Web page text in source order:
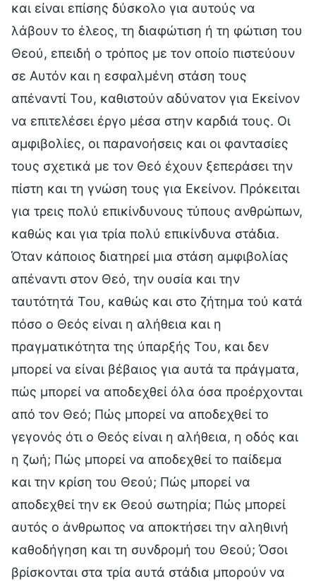
και είναι επίσης δύσκολο για αυτούς να
λάβουν το έλεος, τη διαφώτιση ή τη φώτιση του
Θεού, επειδή ο τρόπος με τον οποίο πιστεύουν
σε Αυτόν και η εσφαλμένη στάση τους
απέναντί Του, καθιστούν αδύνατον για Εκείνον
να επιτελέσει έργο μέσα στην καρδιά τους. Οι
αμφιβολίες, οι παρανοήσεις και οι φαντασίες
τους σχετικά με τον Θεό έχουν ξεπεράσει την
πίστη και τη γνώση τους για Εκείνον. Πρόκειται
για τρεις πολύ επικίνδυνους τύπους ανθρώπων,
καθώς και για τρία πολύ επικίνδυνα στάδια.
Όταν κάποιος διατηρεί μια στάση αμφιβολίας
απέναντι στον Θεό, την ουσία και την
ταυτότητά Του, καθώς και στο ζήτημα τού κατά
πόσο ο Θεός είναι η αλήθεια και η
πραγματικότητα της ύπαρξής Του, και δεν
μπορεί να είναι βέβαιος για αυτά τα πράγματα,
πώς μπορεί να αποδεχθεί όλα όσα προέρχονται
από τον Θεό; Πώς μπορεί να αποδεχθεί το
γεγονός ότι ο Θεός είναι η αλήθεια, η οδός και
η ζωή; Πώς μπορεί να αποδεχθεί το παίδεμα
και την κρίση του Θεού; Πώς μπορεί να
αποδεχθεί την εκ Θεού σωτηρία; Πώς μπορεί
αυτός ο άνθρωπος να αποκτήσει την αληθινή
καθοδήγηση και τη συνδρομή του Θεού; Όσοι
βρίσκονται στα τρία αυτά στάδια μπορούν να